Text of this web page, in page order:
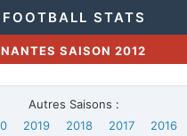
FOOTBALL STATS
NANTES SAISON 2012
Autres Saisons :
2019 2018 2017 2016